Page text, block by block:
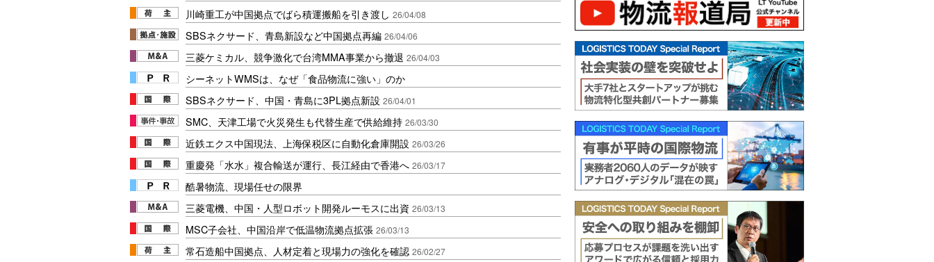
川崎重工が中国拠点でばら積運搬船を引き渡し 26/04/08
SBSネクサード、青島新設など中国拠点再編 26/04/06
三菱ケミカル、競争激化で台湾MMA事業から撤退 26/04/03
シーネットWMSは、なぜ「食品物流に強い」のか
SBSネクサード、中国・青島に3PL拠点新設 26/04/01
SMC、天津工場で火災発生も代替生産で供給維持 26/03/30
近鉄エクス中国現法、上海保税区に自動化倉庫開設 26/03/26
重慶発「水水」複合輸送が運行、長江経由で香港へ 26/03/17
酷暑物流、現場任せの限界
三菱電機、中国・人型ロボット開発ルーモスに出資 26/03/13
MSC子会社、中国沿岸で低温物流拠点拡張 26/03/13
常石造船中国拠点、人材定着と現場力の強化を確認 26/02/27